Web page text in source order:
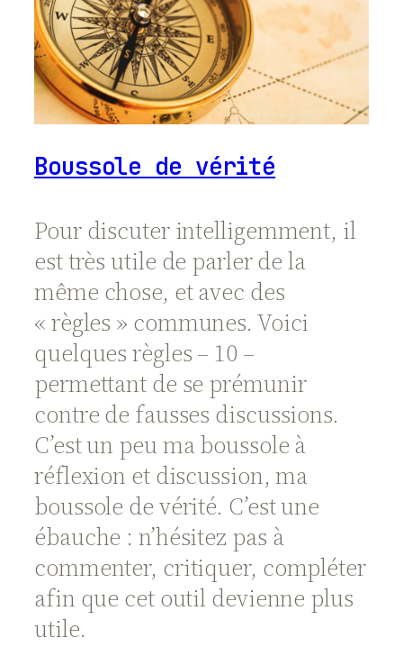
Boussole de vérité
Pour discuter intelligemment, il
est très utile de parler de la
même chose, et avec des
« règles » communes. Voici
quelques règles – 10 –
permettant de se prémunir
contre de fausses discussions.
C’est un peu ma boussole à
réflexion et discussion, ma
boussole de vérité. C’est une
ébauche : n’hésitez pas à
commenter, critiquer, compléter
afin que cet outil devienne plus
utile.